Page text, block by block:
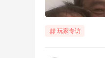
玩家专访